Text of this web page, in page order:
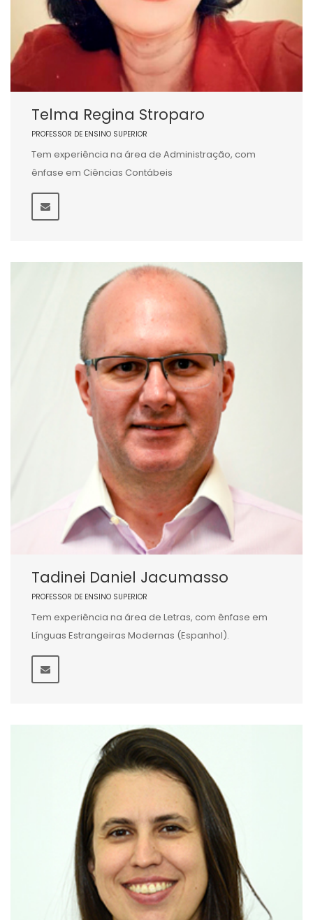
Telma Regina Stroparo
PROFESSOR DE ENSINO SUPERIOR
Tem experiência na área de Administração, com
ênfase em Ciências Contábeis
Tadinei Daniel Jacumasso
PROFESSOR DE ENSINO SUPERIOR
Tem experiência na área de Letras, com ênfase em
Línguas Estrangeiras Modernas (Espanhol).